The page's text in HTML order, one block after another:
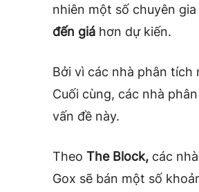
nhiên một số chuyên
đến giá hơn dự kiến.
Bởi vì các nhà phân tích
Cuối cùng, các nhà
vấn đề này.
Theo The Block, các
Gox sẽ bán một số